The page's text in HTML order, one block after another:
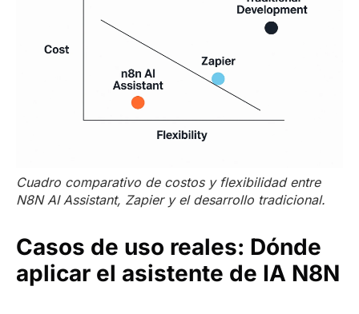
Cuadro comparativo de costos y flexibilidad entre
N8N AI Assistant, Zapier y el desarrollo tradicional.
Casos de uso reales: Dónde
aplicar el asistente de IA N8N